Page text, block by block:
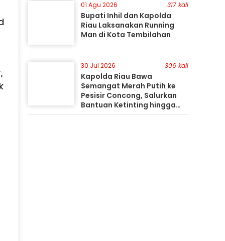
01 Agu 2026 317 kali
Bupati Inhil dan Kapolda
Riau Laksanakan Running
Man di Kota Tembilahan
30 Jul 2026 306 kali
Kapolda Riau Bawa
Semangat Merah Putih ke
Pesisir Concong, Salurkan
Bantuan Ketinting hingga
Tanam Mangrove